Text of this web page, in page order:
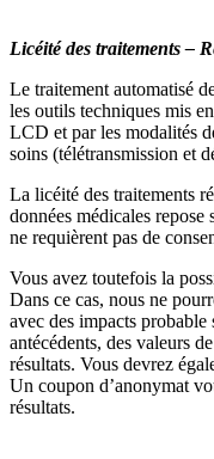
Licéité des traitements –
Le traitement automatisé
les outils techniques mis
LCD et par les modalités
soins (télétransmission et
La licéité des traitements
données médicales
ne requièrent pas de
Vous avez toutefois la
Dans ce cas, nous ne
avec des impacts
antécédents, des valeurs
résultats. Vous devrez
Un coupon d’anonymat
résultats.